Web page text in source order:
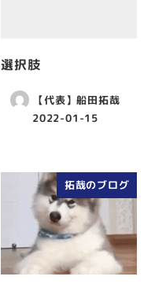
選択肢
【代表】船田拓哉
2022-01-15
拓哉のブログ